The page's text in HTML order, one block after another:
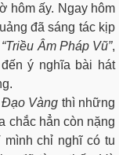
hôm ấy. Ngay hôm
đã sáng tác kịp
“Triều Âm Pháp Vũ”,
ý nghĩa bài hát
Vàng thì những
chắc hẳn còn nặng
chỉ nghĩ có tu